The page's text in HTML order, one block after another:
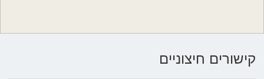
קישורים חיצוניים